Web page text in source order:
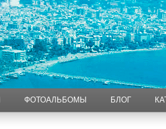
ФОТОАЛЬБОМЫ БЛОГ